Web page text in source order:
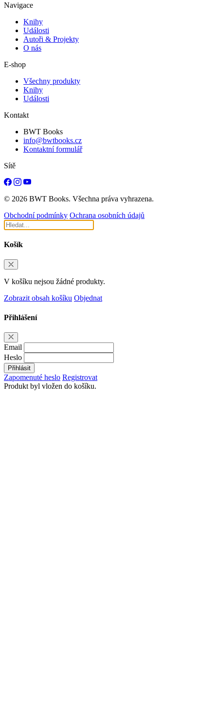
Navigace
Knihy
Události
Autoři & Projekty
O nás
E-shop
Všechny produkty
Knihy
Události
Kontakt
BWT Books
info@bwtbooks.cz
Kontaktní formulář
Sítě
© 2026 BWT Books. Všechna práva vyhrazena.
Obchodní podmínky Ochrana osobních údajů
Košík
V košíku nejsou žádné produkty.
Zobrazit obsah košíku Objednat
Přihlášení
Email
Heslo
Přihlásit
Zapomenuté heslo Registrovat
Produkt byl vložen do košíku.